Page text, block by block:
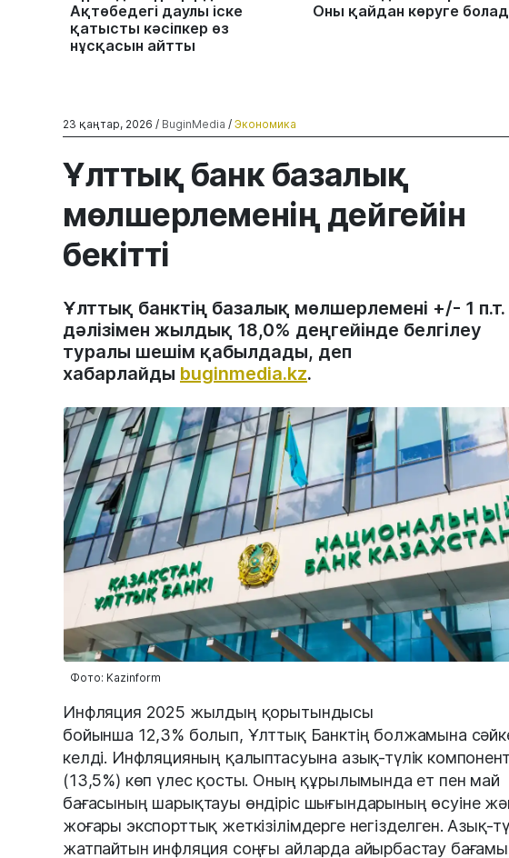
Ақтөбедегі даулы іске
қатысты кәсіпкер өз
нұсқасын айтты
Оны қайдан көруге
23 қаңтар, 2026 / BuginMedia / Экономика
Ұлттық банк базалық
мөлшерлеменің дейгейін
бекітті
Ұлттық банктің базалық мөлшерлемені +/- 1 п.т.
дәлізімен жылдық 18,0% деңгейінде белгілеу
туралы шешім қабылдады, деп
хабарлайды buginmedia.kz.
Фото: Kazinform
Инфляция 2025 жылдың қорытындысы
бойынша 12,3% болып, Ұлттық Банктің болжамына
келді. Инфляцияның қалыптасуына азық-түлік
(13,5%) көп үлес қосты. Оның құрылымында ет пен май
бағасының шарықтауы өндіріс шығындарының өсуіне
жоғары экспорттық жеткізілімдерге негізделген. Азық-
жатпайтын инфляция соңғы айларда айырбастау